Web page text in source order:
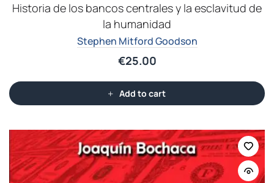
Historia de los bancos centrales y la esclavitud de
la humanidad
Stephen Mitford Goodson
€25.00
Add to cart